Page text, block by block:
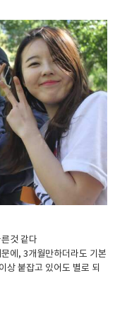
것 같다
에, 3개월만하더라도 기본
상 붙잡고 있어도 별로 되